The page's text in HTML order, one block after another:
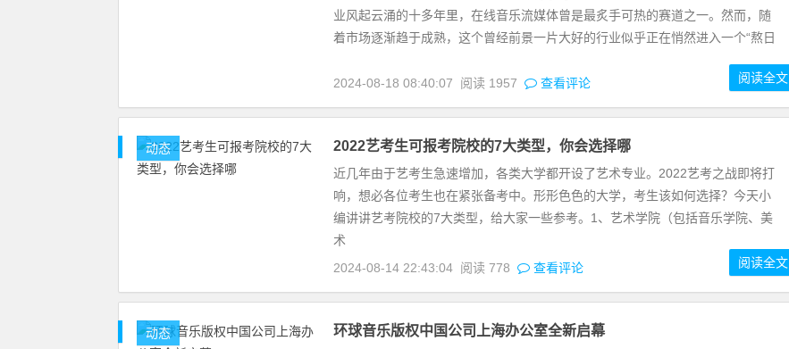
业风起云涌的十多年里，在线音乐流媒体曾是最炙手可热的赛道之一。然而，随
着市场逐渐趋于成熟，这个曾经前景一片大好的行业似乎正在悄然进入一个“熬日
2024-08-18 08:40:07 阅读 1957 查看评论 阅读全文
动态 2022艺考生可报考院校的7大类型，你会选择哪
近几年由于艺考生急速增加，各类大学都开设了艺术专业。2022艺考之战即将打
响，想必各位考生也在紧张备考中。形形色色的大学，考生该如何选择？今天小
编讲讲艺考院校的7大类型，给大家一些参考。1、艺术学院（包括音乐学院、美
术
2024-08-14 22:43:04 阅读 778 查看评论 阅读全文
动态 环球音乐版权中国公司上海办公室全新启幕